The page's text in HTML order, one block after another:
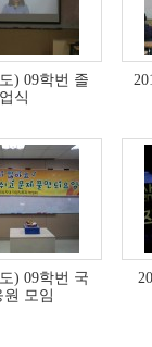
) 09학번 졸
업식
) 09학번 국
원 모임